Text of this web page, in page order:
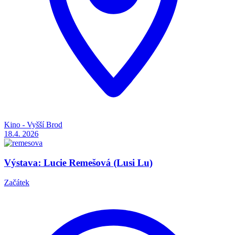
Kino - Vyšší Brod
18.4. 2026
Výstava: Lucie Remešová (Lusi Lu)
Začátek